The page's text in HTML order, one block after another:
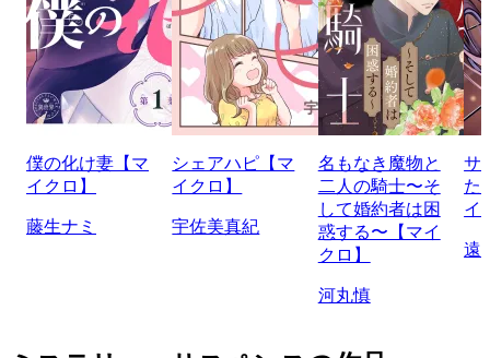
僕の化け妻【マ
イクロ】
藤生ナミ
シェアハピ【マ
イクロ】
宇佐美真紀
名もなき魔物と
二人の騎士〜そ
して婚約者は困
惑する〜【マイ
クロ】
河丸慎
サ
た
イ
遠